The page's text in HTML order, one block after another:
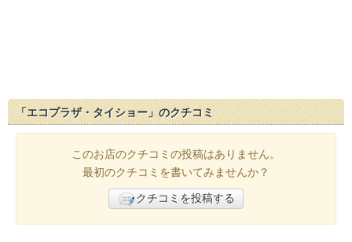
「エコプラザ・タイショー」のクチコミ
このお店のクチコミの投稿はありません。
最初のクチコミを書いてみませんか？
クチコミを投稿する